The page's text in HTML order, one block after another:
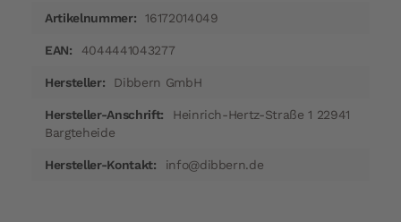
16172014049
4044441043277
Dibbern GmbH
Heinrich-Hertz-Straße 1 22941
Bargteheide
info@dibbern.de